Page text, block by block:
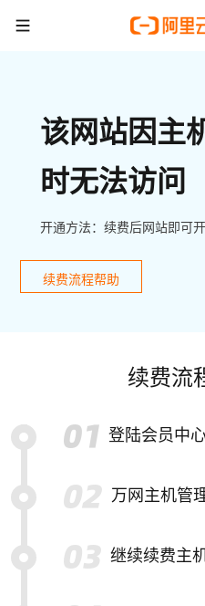
该网站因主
时无法访问
开通方法：续费后网站即可
续费流程帮助
续费流
登陆会员中
万网主机管
继续续费主